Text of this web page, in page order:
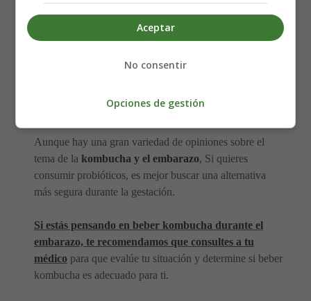
digestión. Dado que las mujeres embarazadas son
vulnerables al estreñimiento y la diarrea, el consumo de
probióticos puede ayudar a evitar estos problemas. Los
Aunque hay una gran variedad de opiniones sobre el
tema de la kombucha y el embarazo, Si quieres
consumir probióticos, es mejor buscar una alternativa
más segura durante la gestación.
Si estás pensando en beber kombucha durante el
embarazo, te recomendamos que consultes a tu
médico para que evalúe tu situación y determine si beber
kombucha es adecuado para ti.
Aceptar
No consentir
Opciones de gestión